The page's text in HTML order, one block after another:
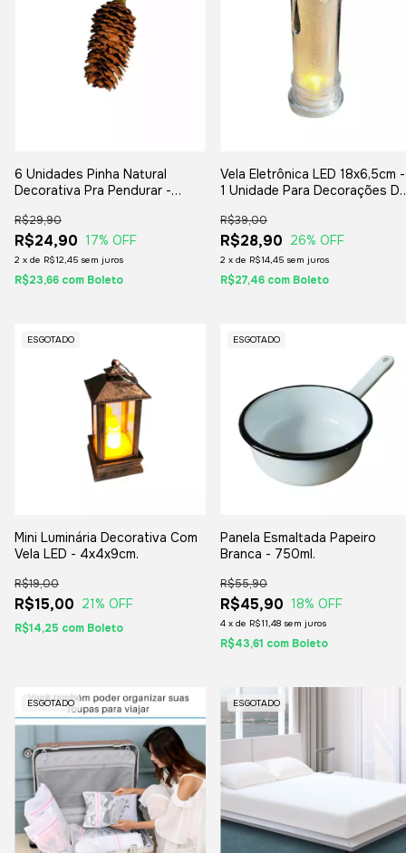
6 Unidades Pinha Natural
Decorativa Pra Pendurar -
Artesanatos
R$24,90
R$29,90
17% OFF
2 x de R$12,45 sem juros
R$23,66 com Boleto
Vela Eletrônica LED 18x6,5cm -
1 Unidade Para Decorações De
R$28,90
R$39,00
26% OFF
2 x de R$14,45 sem juros
R$27,46 com Boleto
ESGOTADO
Mini Luminária Decorativa Com
Vela LED - 4x4x9cm.
R$15,00
R$19,00
21% OFF
R$14,25 com Boleto
ESGOTADO
Panela Esmaltada Papeiro
Branca - 750ml.
R$45,90
R$55,90
18% OFF
4 x de R$11,48 sem juros
R$43,61 com Boleto
ESGOTADO ESGOTADO